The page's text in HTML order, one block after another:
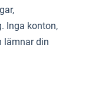
Inga konton,
lämnar din